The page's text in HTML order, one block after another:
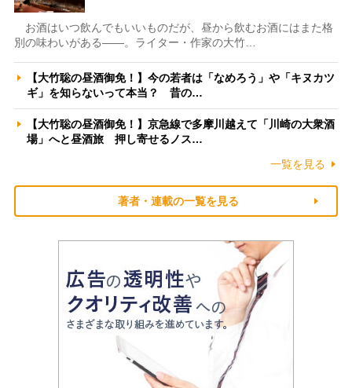
お酒はいつ飲んでもいいものだが、昼から飲むお酒にはまた格
別の味わいがある――。ライター・作家の大竹…
【大竹聡の昼酒御免！】今の若者は「なめろう」や「キヌカツ
ギ」を知らないって本当？ 昔の…
【大竹聡の昼酒御免！】京急線で多摩川越えて「川崎の大衆酒
場」へと昼酒旅 押し寄せるノス…
一覧を見る
著者・連載の一覧を見る